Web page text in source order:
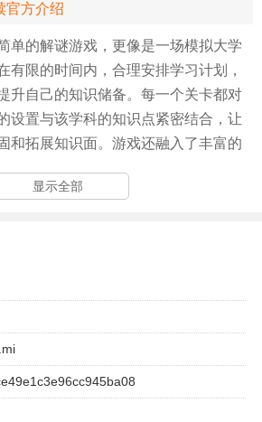
官方介绍
单的解谜游戏，更像是一场模拟大学
有限的时间内，合理安排学习计划，
升自己的知识储备。每一个关卡都对
设置与该学科的知识点紧密结合，让
和拓展知识面。游戏还融入了丰富的
显示全部